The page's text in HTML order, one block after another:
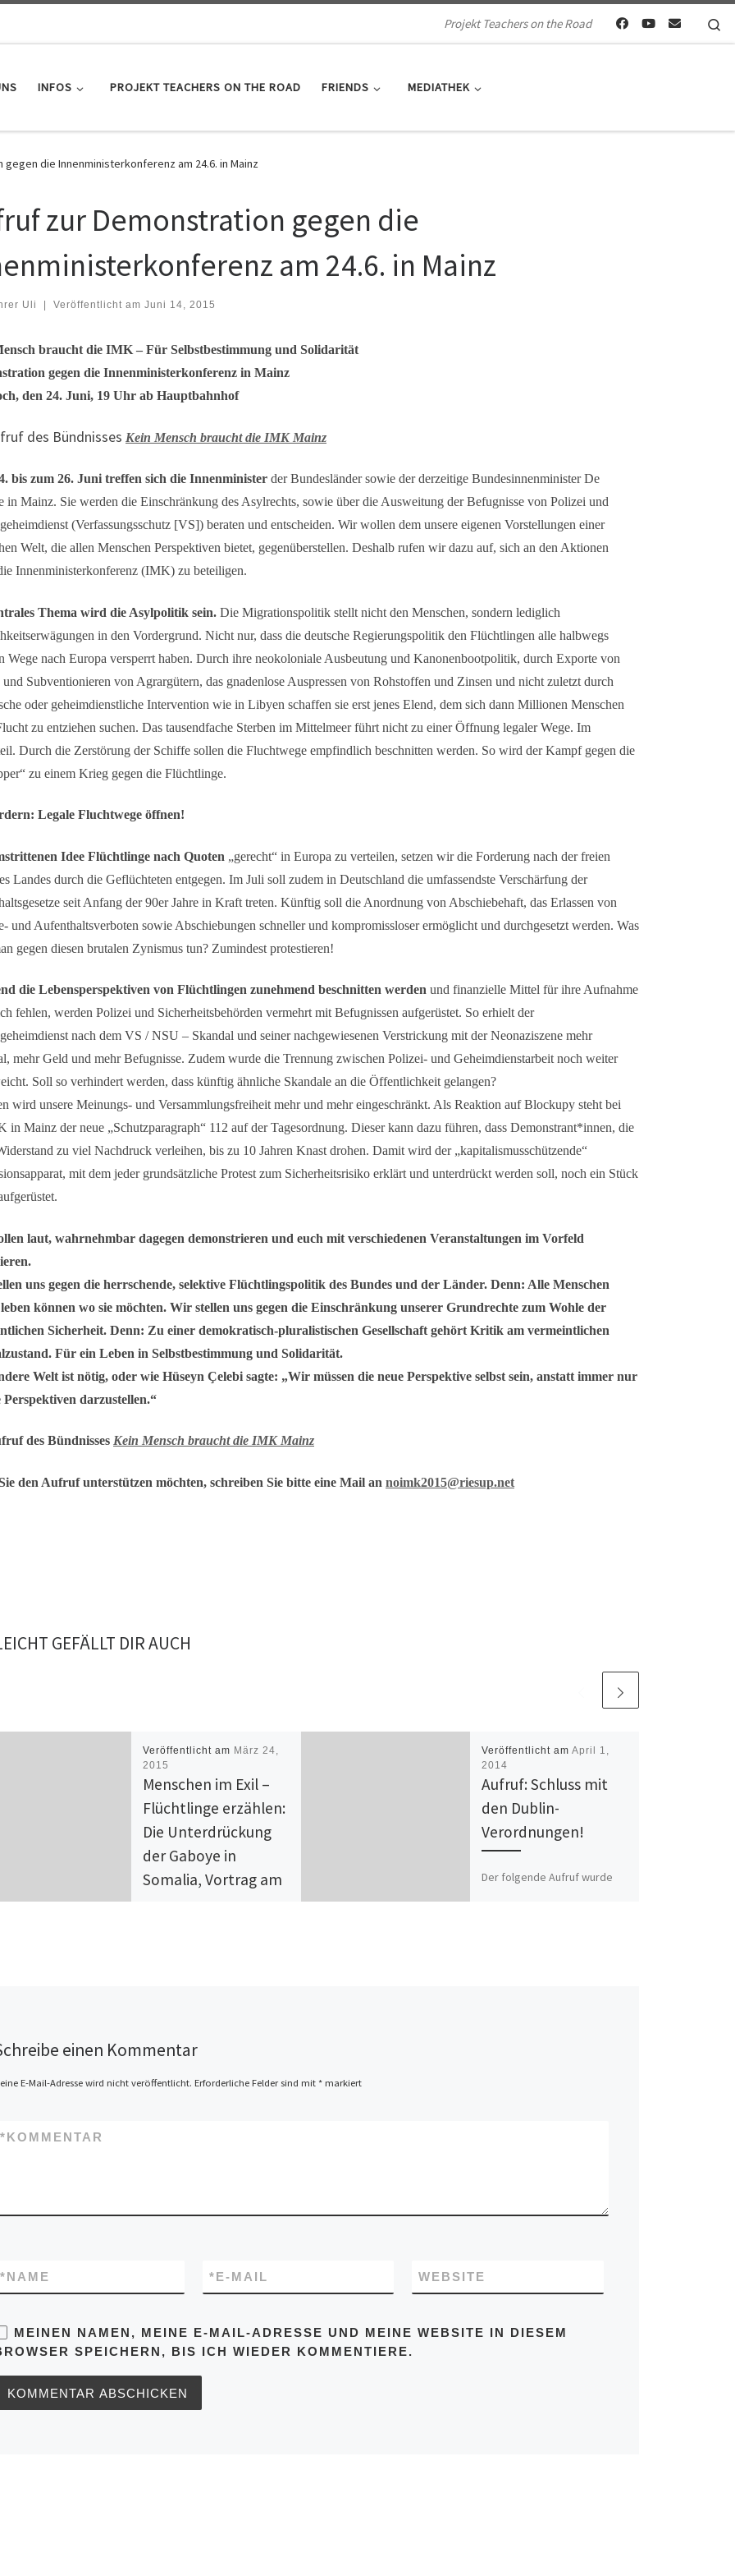
Projekt Teachers on the Road
INFOS PROJEKT TEACHERS ON THE ROAD FRIENDS MEDIATHEK
die Innenministerkonferenz am 24.6. in Mainz
zur Demonstration gegen die
am 24.6. in Mainz
Uli Veröffentlicht am Juni 14, 2015
braucht die IMK – Für Selbstbestimmung und Solidarität
gegen die Innenministerkonferenz in Mainz
den 24. Juni, 19 Uhr ab Hauptbahnhof
des Bündnisses Kein Mensch braucht die IMK Mainz
bis zum 26. Juni treffen sich die Innenminister der Bundesländer sowie der derzeitige Bundesinnenminister De
in Mainz. Sie werden die Einschränkung des Asylrechts, sowie über die Ausweitung der Befugnisse von Polizei und
(Verfassungsschutz [VS]) beraten und entscheiden. Wir wollen dem unsere eigenen Vorstellungen einer
Welt, die allen Menschen Perspektiven bietet, gegenüberstellen. Deshalb rufen wir dazu auf, sich an den Aktionen
Innenministerkonferenz (IMK) zu beteiligen.
Thema wird die Asylpolitik sein. Die Migrationspolitik stellt nicht den Menschen, sondern lediglich
in den Vordergrund. Nicht nur, dass die deutsche Regierungspolitik den Flüchtlingen alle halbwegs
Wege nach Europa versperrt haben. Durch ihre neokoloniale Ausbeutung und Kanonenbootpolitik, durch Exporte von
Subventionieren von Agrargütern, das gnadenlose Auspressen von Rohstoffen und Zinsen und nicht zuletzt durch
oder geheimdienstliche Intervention wie in Libyen schaffen sie erst jenes Elend, dem sich dann Millionen Menschen
zu entziehen suchen. Das tausendfache Sterben im Mittelmeer führt nicht zu einer Öffnung legaler Wege. Im
Durch die Zerstörung der Schiffe sollen die Fluchtwege empfindlich beschnitten werden. So wird der Kampf gegen die
zu einem Krieg gegen die Flüchtlinge.
Legale Fluchtwege öffnen!
Idee Flüchtlinge nach Quoten „gerecht“ in Europa zu verteilen, setzen wir die Forderung nach der freien
Landes durch die Geflüchteten entgegen. Im Juli soll zudem in Deutschland die umfassendste Verschärfung der
seit Anfang der 90er Jahre in Kraft treten. Künftig soll die Anordnung von Abschiebehaft, das Erlassen von
und Aufenthaltsverboten sowie Abschiebungen schneller und kompromissloser ermöglicht und durchgesetzt werden. Was
gegen diesen brutalen Zynismus tun? Zumindest protestieren!
die Lebensperspektiven von Flüchtlingen zunehmend beschnitten werden und finanzielle Mittel für ihre Aufnahme
fehlen, werden Polizei und Sicherheitsbehörden vermehrt mit Befugnissen aufgerüstet. So erhielt der
nach dem VS / NSU – Skandal und seiner nachgewiesenen Verstrickung mit der Neonaziszene mehr
mehr Geld und mehr Befugnisse. Zudem wurde die Trennung zwischen Polizei- und Geheimdienstarbeit noch weiter
Soll so verhindert werden, dass künftig ähnliche Skandale an die Öffentlichkeit gelangen?
wird unsere Meinungs- und Versammlungsfreiheit mehr und mehr eingeschränkt. Als Reaktion auf Blockupy steht bei
in Mainz der neue „Schutzparagraph“ 112 auf der Tagesordnung. Dieser kann dazu führen, dass Demonstrant*innen, die
zu viel Nachdruck verleihen, bis zu 10 Jahren Knast drohen. Damit wird der „kapitalismusschützende“
mit dem jeder grundsätzliche Protest zum Sicherheitsrisiko erklärt und unterdrückt werden soll, noch ein Stück
laut, wahrnehmbar dagegen demonstrieren und euch mit verschiedenen Veranstaltungen im Vorfeld
uns gegen die herrschende, selektive Flüchtlingspolitik des Bundes und der Länder. Denn: Alle Menschen
können wo sie möchten. Wir stellen uns gegen die Einschränkung unserer Grundrechte zum Wohle der
Sicherheit. Denn: Zu einer demokratisch-pluralistischen Gesellschaft gehört Kritik am vermeintlichen
Für ein Leben in Selbstbestimmung und Solidarität.
Welt ist nötig, oder wie Hüseyn Ҫelebi sagte: „Wir müssen die neue Perspektive selbst sein, anstatt immer nur
Perspektiven darzustellen.“
des Bündnisses Kein Mensch braucht die IMK Mainz
den Aufruf unterstützen möchten, schreiben Sie bitte eine Mail an noimk2015@riesup.net
GEFÄLLT DIR AUCH
Veröffentlicht am März 24,
2015
Menschen im Exil –
Flüchtlinge erzählen:
Die Unterdrückung
der Gaboye in
Somalia, Vortrag am
Veröffentlicht am April 1,
2014
Aufruf: Schluss mit
den Dublin-
Verordnungen!
Der folgende Aufruf wurde
einen Kommentar
E-Mail-Adresse wird nicht veröffentlicht. Erforderliche Felder sind mit *markiert
KOMMENTAR
*
NAME
* E-MAIL
* WEBSITE
MEINEN NAMEN, MEINE E-MAIL-ADRESSE UND MEINE WEBSITE IN DIESEM
SPEICHERN, BIS ICH WIEDER KOMMENTIERE.